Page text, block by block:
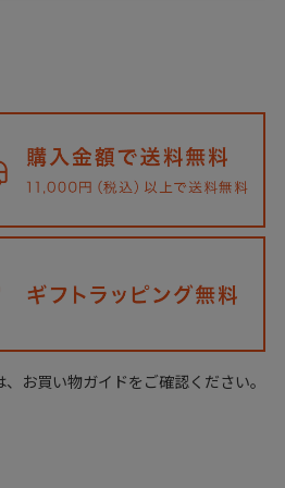
、お買い物ガイドをご確認ください。